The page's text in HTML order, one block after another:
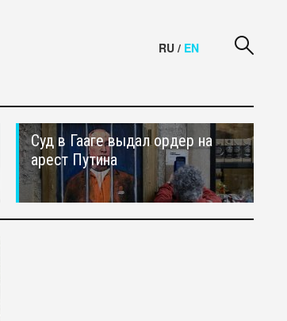
RU / EN
Суд в Гааге выдал ордер на
арест Путина